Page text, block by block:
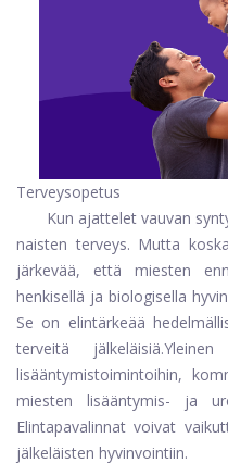
Terveysopetus
Kun ajattelet vauvan
naisten terveys. Mutta
järkevää, että miesten
henkisellä ja biologisella
Se on elintärkeää
terveitä jälkeläisiä.
lisääntymistoimintoihin,
miesten lisääntymis- ja
Elintapavalinnat voivat
jälkeläisten hyvinvointiin.